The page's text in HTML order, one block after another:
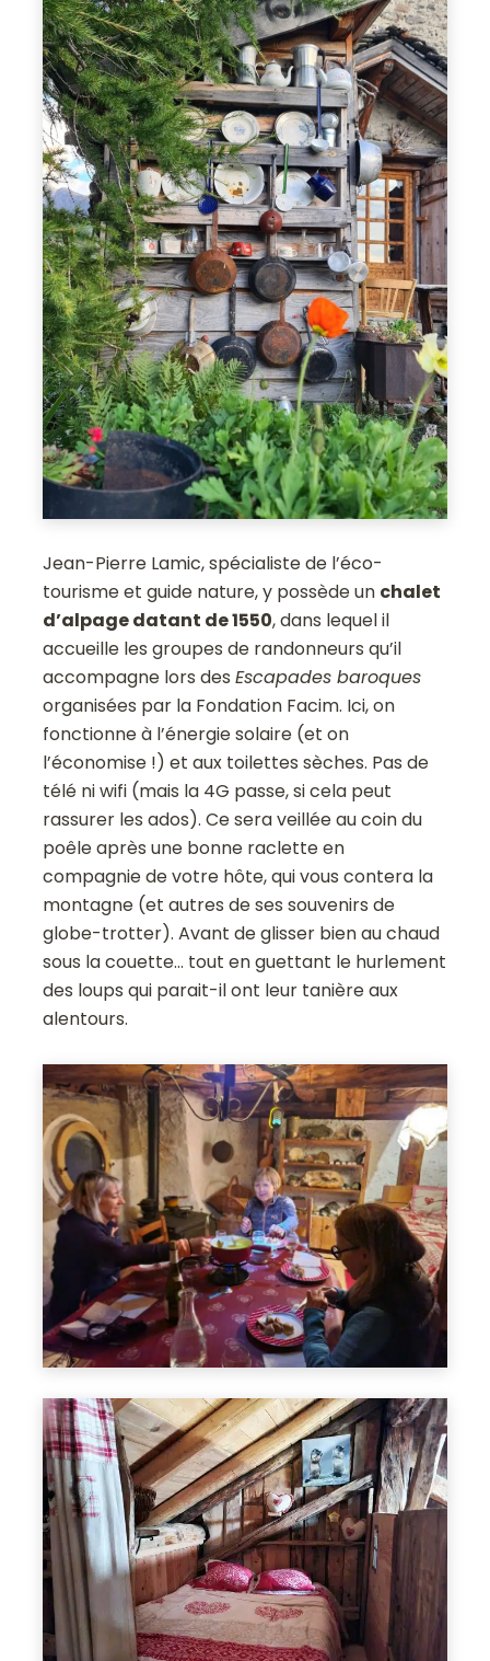
Jean-Pierre Lamic, spécialiste de l’éco-
tourisme et guide nature, y possède un chalet
d’alpage datant de 1550, dans lequel il
accueille les groupes de randonneurs qu’il
accompagne lors desEscapades baroques
organisées par la Fondation Facim. Ici, on
fonctionne à l’énergie solaire (et on
l’économise !) et aux toilettes sèches. Pas de
télé ni wifi (mais la 4G passe, si cela peut
rassurer les ados). Ce sera veillée au coin du
poêle après une bonne raclette en
compagnie de votre hôte, qui vous contera la
montagne (et autres de ses souvenirs de
globe-trotter). Avant de glisser bien au chaud
sous la couette… tout en guettant le hurlement
des loups qui parait-il ont leur tanière aux
alentours.